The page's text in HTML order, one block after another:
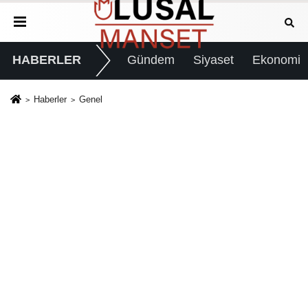
HABERLER Gündem Siyaset Ekonomi
Haberler Genel